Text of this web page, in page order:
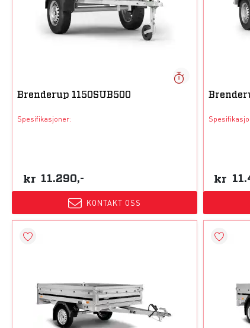
Brenderup 1150SUB500
Spesifikasjoner:
kr 11.290,-
KONTAKT OSS
kr